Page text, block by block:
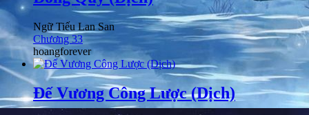
Ngữ Tiếu Lan San
Chương 33
hoangforever
Đế Vương Công Lược (Dịch)